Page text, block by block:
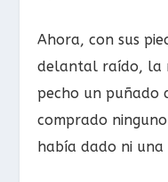
Ahora, con sus
delantal raído, la
pecho un puñado
comprado
había dado ni una